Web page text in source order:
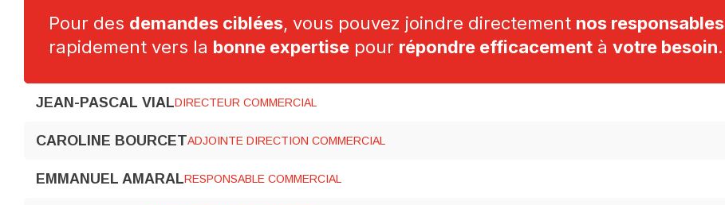
Pour des demandes ciblées, vous pouvez joindre directement nos responsables
rapidement vers la bonne expertise pour répondre efficacement à votre besoin.
JEAN-PASCAL VIALDIRECTEUR COMMERCIAL
CAROLINE BOURCETADJOINTE DIRECTION COMMERCIAL
EMMANUEL AMARALRESPONSABLE COMMERCIAL